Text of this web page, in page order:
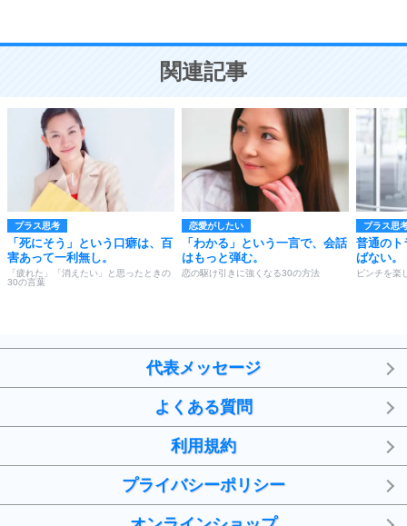
ことが大切。
関連記事
プラス思考
「死にそう」という口癖は、百
害あって一利無し。
「疲れた」「消えたい」と思ったときの
30の言葉
恋愛がしたい
「わかる」という一言で、会話
はもっと弾む。
恋の駆け引きに強くなる30の方法
プラス思
普通のト
ばない。
ピンチを楽
代表メッセージ
よくある質問
利用規約
プライバシーポリシー